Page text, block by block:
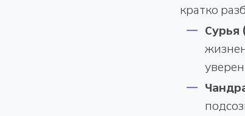
кратко
Сурья